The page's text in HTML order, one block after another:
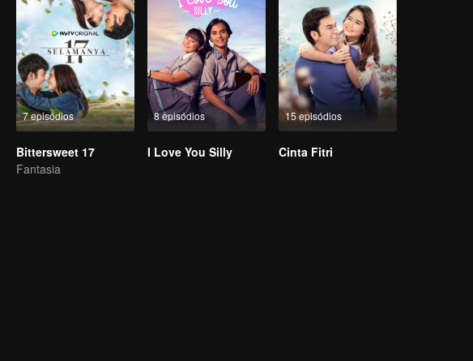
7 episódios
Bittersweet 17
Fantasia
8 episódios
I Love You Silly
15 episódios
Cinta Fitri